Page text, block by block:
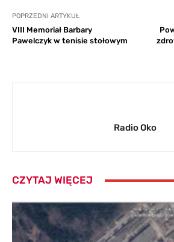
POPRZEDNI ARTYKUŁ
VIII Memoriał Barbary
Pawelczyk w tenisie stołowym
Radio Oko
CZYTAJ WIĘCEJ